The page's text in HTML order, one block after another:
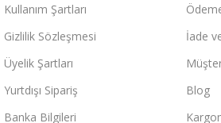
Kullanım Şartları
Gizlilik Sözleşmesi
Üyelik Şartları
Yurtdışı Sipariş
Banka Bilgileri
İade
Blog